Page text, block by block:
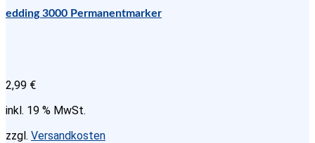
mehrere
Varianten
gewählt
edding 3000 Permanentmarker
2,99 €
inkl. 19 % MwSt.
zzgl. Versandkosten